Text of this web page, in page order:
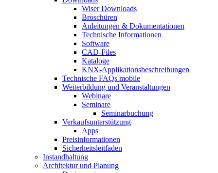
Wiser Downloads
Broschüren
Anleitungen & Dokumentationen
Technische Informationen
Software
CAD-Files
Kataloge
KNX-Applikationsbeschreibungen
Technische FAQs mobile
Weiterbildung und Veranstaltungen
Webinare
Seminare
Seminarbuchung
Verkaufsunterstützung
Apps
Preisinformationen
Sicherheitsleitfaden
Instandhaltung
Architektur und Planung